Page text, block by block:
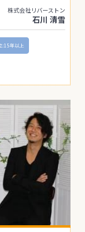
株式会社リバーストン
石川 清雪
:15年以上